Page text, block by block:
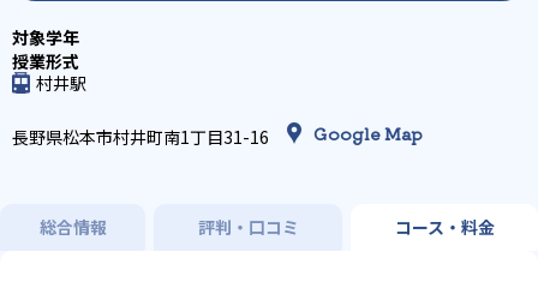
村井駅
長野県松本市村井町南1丁目31-16 Google Map
総合情報 評判・口コミ コース・料金